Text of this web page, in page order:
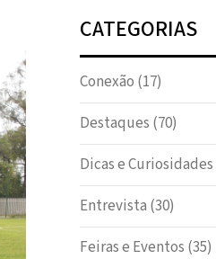
CATEGORIAS
Conexão (17)
Destaques (70)
Dicas e Curiosidades
Entrevista (30)
Feiras e Eventos (35)